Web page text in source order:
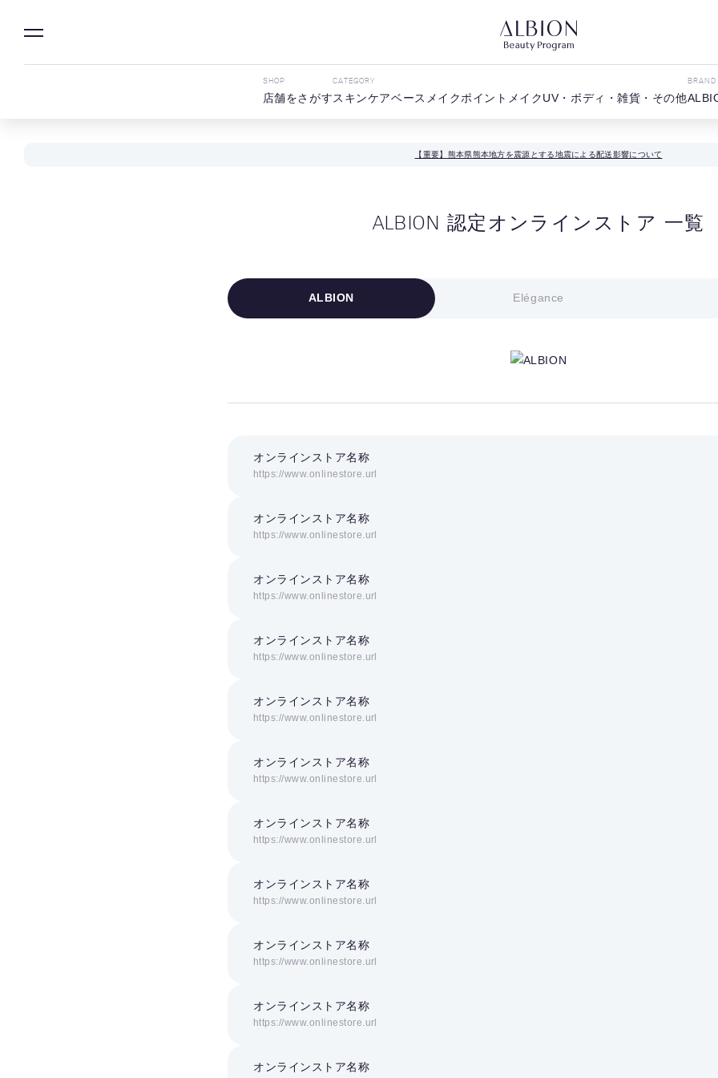
SHOP
店舗をさがす
CATEGORY
スキンケアベースメイクポイントメイクUV・ボディ・雑貨・その他
BRAND
【重要】熊本県熊本地方を震源とする地震による配送影響について
ALBION 認定オンラインストア 一覧
ALBION Elégance
オンラインストア名称
https://www.onlinestore.url
オンラインストア名称
https://www.onlinestore.url
オンラインストア名称
https://www.onlinestore.url
オンラインストア名称
https://www.onlinestore.url
オンラインストア名称
https://www.onlinestore.url
オンラインストア名称
https://www.onlinestore.url
オンラインストア名称
https://www.onlinestore.url
オンラインストア名称
https://www.onlinestore.url
オンラインストア名称
https://www.onlinestore.url
オンラインストア名称
https://www.onlinestore.url
オンラインストア名称